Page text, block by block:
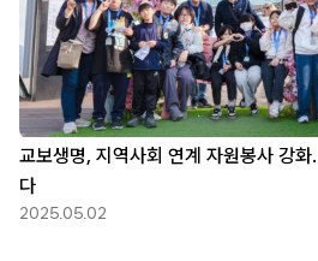
교보생명, 지역사회 연계 자원봉사 강
다
2025.05.02